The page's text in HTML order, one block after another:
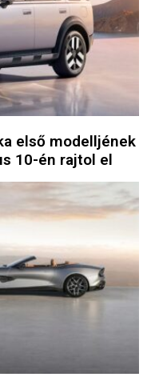
első modelljének
10-én rajtol el